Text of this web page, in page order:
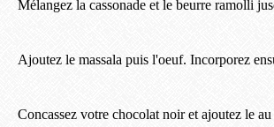
Mélangez la cassonade et le beurre ramolli
Ajoutez le massala puis l'oeuf. Incorporez
Concassez votre chocolat noir et ajoutez le au